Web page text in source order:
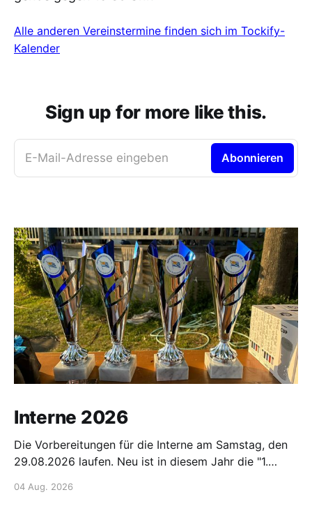
Alle anderen Vereinstermine finden sich im Tockify-
Kalender
Sign up for more like this.
E-Mail-Adresse eingeben Abonnieren
Interne 2026
Die Vorbereitungen für die Interne am Samstag, den
29.08.2026 laufen. Neu ist in diesem Jahr die "1.
Starterinnen und Starter gefragt!! Gemeldet werden
04 Aug. 2026